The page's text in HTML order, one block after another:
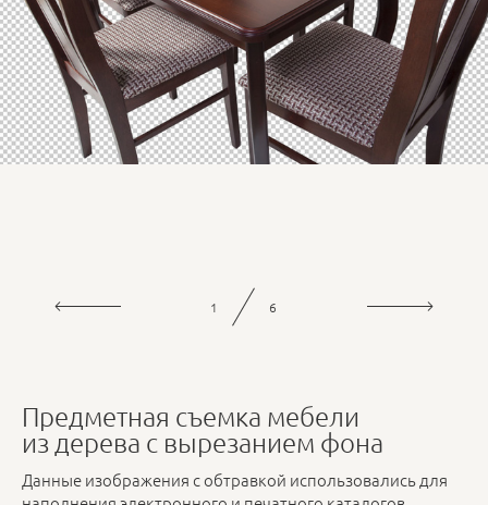
Предметная съемка мебели
из дерева с вырезанием фона
Данные изображения с обтравкой использовались для
1 6